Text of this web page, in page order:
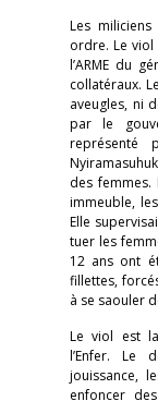
Les
ordre. Le viol
l’ARME du
collatéraux.
aveugles, ni
par le
représenté
des femmes.
immeuble,
Elle
tuer les
12 ans ont
fillettes,
à se saouler
Le viol est
l’Enfer. Le
jouissance,
enfoncer